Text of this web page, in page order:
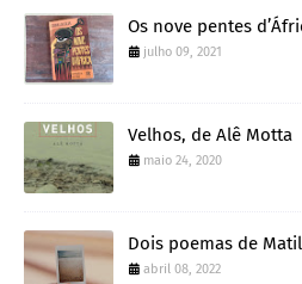
Os nove pentes
julho 09, 2021
Velhos, de Alê Motta
maio 24, 2020
Dois poemas de
abril 08, 2022